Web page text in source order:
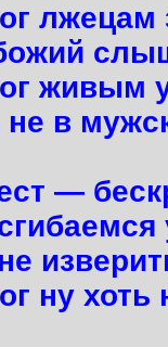
лжецам
живым
не в
—
ну хоть